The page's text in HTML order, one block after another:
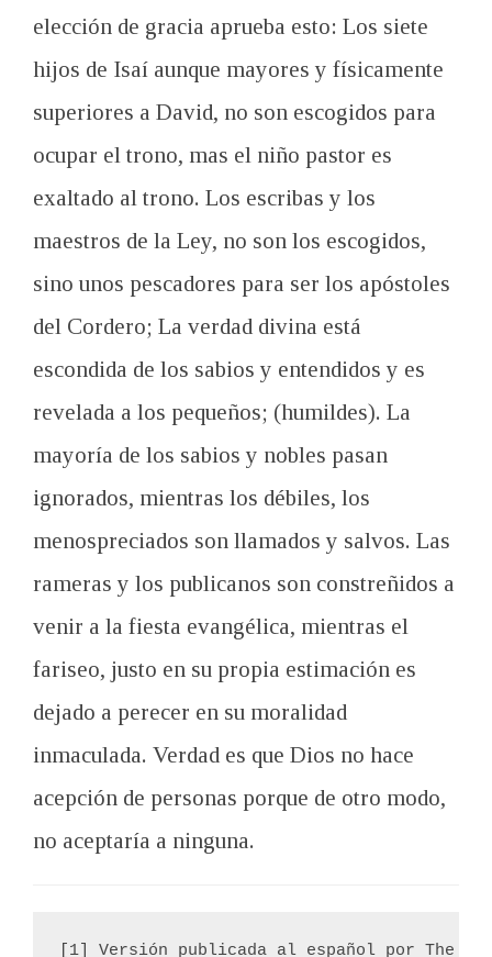
elección de gracia aprueba esto: Los siete
hijos de Isaí aunque mayores y físicamente
superiores a David, no son escogidos para
ocupar el trono, mas el niño pastor es
exaltado al trono. Los escribas y los
maestros de la Ley, no son los escogidos,
sino unos pescadores para ser los apóstoles
del Cordero; La verdad divina está
escondida de los sabios y entendidos y es
revelada a los pequeños; (humildes). La
mayoría de los sabios y nobles pasan
ignorados, mientras los débiles, los
menospreciados son llamados y salvos. Las
rameras y los publicanos son constreñidos a
venir a la fiesta evangélica, mientras el
fariseo, justo en su propia estimación es
dejado a perecer en su moralidad
inmaculada. Verdad es que Dios no hace
acepción de personas porque de otro modo,
no aceptaría a ninguna.
[1] Versión publicada al español por The